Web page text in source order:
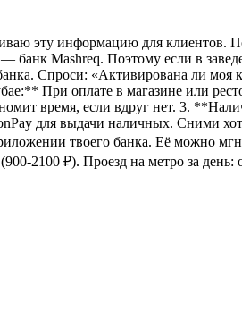
эту информацию для клиентов.
банк Mashreq. Поэтому если в
Спроси: «Активирована ли моя
При оплате в магазине или
время, если вдруг нет. 3.
для выдачи наличных. Сними
твоего банка. Её можно
2100 ₽). Проезд на метро за день: